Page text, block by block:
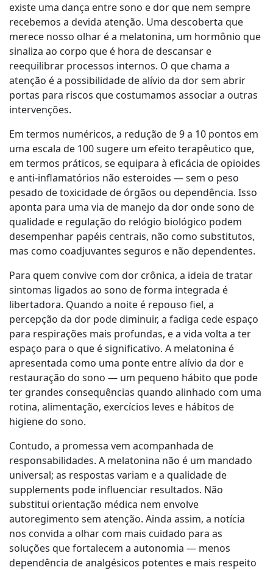
existe uma dança entre sono e dor que nem sempre
recebemos a devida atenção. Uma descoberta que
merece nosso olhar é a melatonina, um hormônio que
sinaliza ao corpo que é hora de descansar e
reequilibrar processos internos. O que chama a
atenção é a possibilidade de alívio da dor sem abrir
portas para riscos que costumamos associar a outras
intervenções.
Em termos numéricos, a redução de 9 a 10 pontos em
uma escala de 100 sugere um efeito terapêutico que,
em termos práticos, se equipara à eficácia de opioides
e anti-inflamatórios não esteroides — sem o peso
pesado de toxicidade de órgãos ou dependência. Isso
aponta para uma via de manejo da dor onde sono de
qualidade e regulação do relógio biológico podem
desempenhar papéis centrais, não como substitutos,
mas como coadjuvantes seguros e não dependentes.
Para quem convive com dor crônica, a ideia de tratar
sintomas ligados ao sono de forma integrada é
libertadora. Quando a noite é repouso fiel, a
percepção da dor pode diminuir, a fadiga cede espaço
para respirações mais profundas, e a vida volta a ter
espaço para o que é significativo. A melatonina é
apresentada como uma ponte entre alívio da dor e
restauração do sono — um pequeno hábito que pode
ter grandes consequências quando alinhado com uma
rotina, alimentação, exercícios leves e hábitos de
higiene do sono.
Contudo, a promessa vem acompanhada de
responsabilidades. A melatonina não é um mandado
universal; as respostas variam e a qualidade de
supplements pode influenciar resultados. Não
substitui orientação médica nem envolve
autoregimento sem atenção. Ainda assim, a notícia
nos convida a olhar com mais cuidado para as
soluções que fortalecem a autonomia — menos
dependência de analgésicos potentes e mais respeito